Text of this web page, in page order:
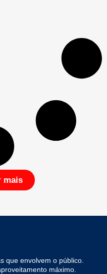
mais
que envolvem o público.
máximo.